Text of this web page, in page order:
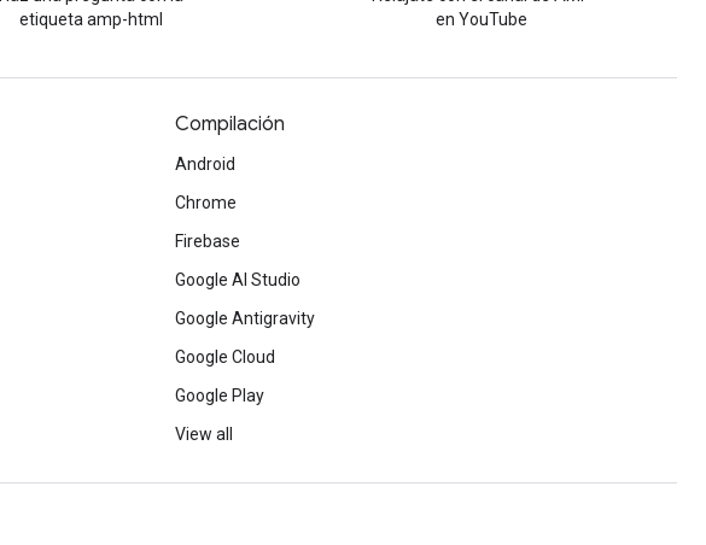
etiqueta amp-html
en YouTube
Compilación
Android
Chrome
Firebase
Google AI Studio
Google Antigravity
Google Cloud
Google Play
View all